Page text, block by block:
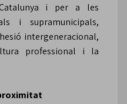
i per a les
i supramunicipals,
intergeneracional,
professional i la